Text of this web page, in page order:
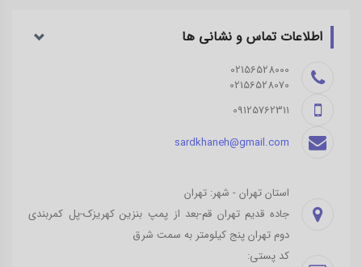
اطلاعات تماس و نشانی ‌ها
02156528000
02156528070
09125762311
sardkhaneh@gmail.com
استان تهران - شهر: تهران
جاده قدیم تهران قم-بعد از پمپ بنزین کهریزک-پل کمربندی
دوم تهران پنج کیلومتر به سمت شرق
کد پستی: